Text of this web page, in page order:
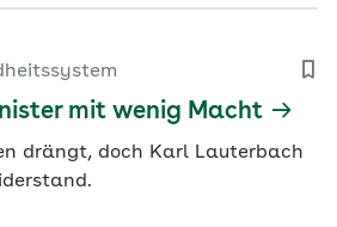
mit wenig Macht
drängt, doch Karl Lauterbach